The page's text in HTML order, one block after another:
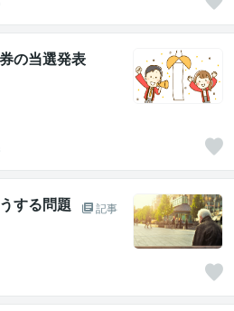
の当選発表
する問題
記事